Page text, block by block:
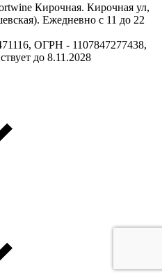
Кирочная. Кирочная ул,
Ежедневно с 11 до 22
ОГРН - 1107847277438,
до 8.11.2028